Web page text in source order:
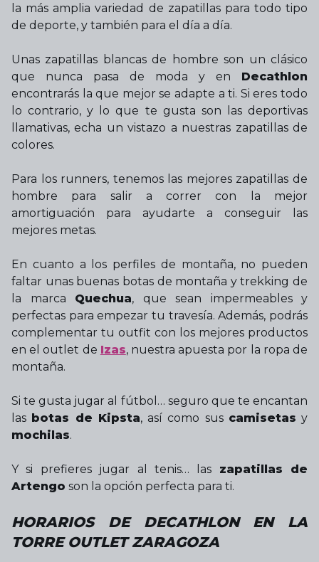
la más amplia variedad de zapatillas para todo tipo
de deporte, y también para el día a día.
Unas zapatillas blancas de hombre son un clásico
que nunca pasa de moda y en Decathlon
encontrarás la que mejor se adapte a ti. Si eres todo
lo contrario, y lo que te gusta son las deportivas
llamativas, echa un vistazo a nuestras zapatillas de
colores.
Para los runners, tenemos las mejores zapatillas de
hombre para salir a correr con la mejor
amortiguación para ayudarte a conseguir las
mejores metas.
En cuanto a los perfiles de montaña, no pueden
faltar unas buenas botas de montaña y trekking de
la marca Quechua, que sean impermeables y
perfectas para empezar tu travesía. Además, podrás
complementar tu outfit con los mejores productos
en el outlet de Izas, nuestra apuesta por la ropa de
montaña.
Si te gusta jugar al fútbol… seguro que te encantan
las botas de Kipsta, así como sus camisetas y
mochilas.
Y si prefieres jugar al tenis… las zapatillas de
Artengo son la opción perfecta para ti.
HORARIOS DE DECATHLON EN LA
TORRE OUTLET ZARAGOZA